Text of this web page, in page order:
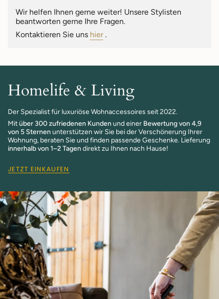
von
quantity
Wir helfen Ihnen gerne weiter! Unsere Stylisten
beantworten gerne Ihre Fragen.
Kontaktieren Sie uns hier .
Homelife & Living
Der Spezialist für luxuriöse Wohnaccessoires seit 2022.
Mitüber 300 zufriedenen Kunden und einer Bewertung von 4,9
von 5 Sternen unterstützen wir Sie bei der Verschönerung Ihrer
Wohnung, beraten Sie und finden passende Geschenke. Lieferung
innerhalb von 1–2 Tagen direkt zu Ihnen nach Hause!
JETZT EINKAUFEN